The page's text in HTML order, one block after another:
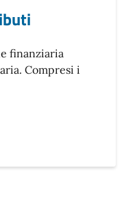
finanziaria
Compresi i